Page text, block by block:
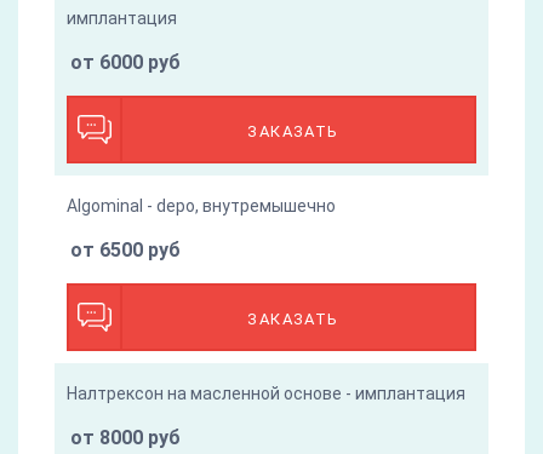
имплантация
ЗАКАЗАТЬ
от 6000 руб
Algominal - depo, внутремышечно
ЗАКАЗАТЬ
от 6500 руб
Налтрексон на масленной основе - имплантация
от 8000 руб